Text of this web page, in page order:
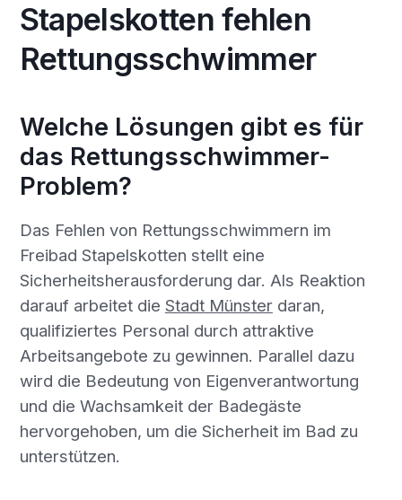
Stapelskotten fehlen
Rettungsschwimmer
Welche Lösungen gibt es für
das Rettungsschwimmer-
Problem?
Das Fehlen von Rettungsschwimmern im
Freibad Stapelskotten stellt eine
Sicherheitsherausforderung dar. Als Reaktion
darauf arbeitet die Stadt Münsterdaran,
qualifiziertes Personal durch attraktive
Arbeitsangebote zu gewinnen. Parallel dazu
wird die Bedeutung von Eigenverantwortung
und die Wachsamkeit der Badegäste
hervorgehoben, um die Sicherheit im Bad zu
unterstützen.